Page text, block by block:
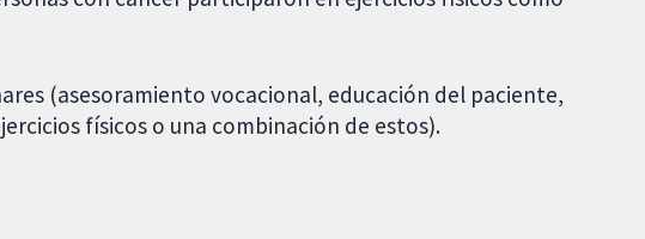
(asesoramiento vocacional, educación del paciente,
físicos o una combinación de estos).